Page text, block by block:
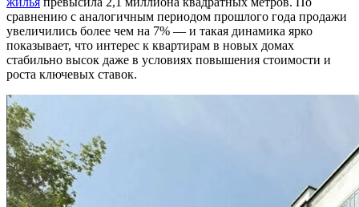
сравнению с аналогичным периодом прошлого года продажи
увеличились более чем на 7% — и такая динамика ярко
показывает, что интерес к квартирам в новых домах
стабильно высок даже в условиях повышения стоимости и
роста ключевых ставок.